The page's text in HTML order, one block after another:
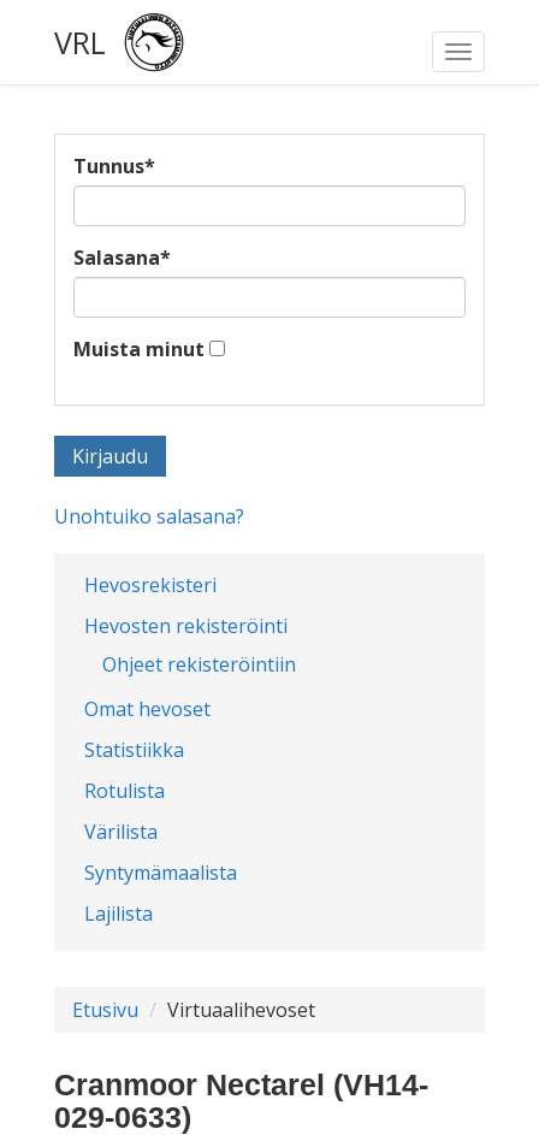
Toggle
VRL
Hevosrekisteri
Hevosten rekisteröinti
Ohjeet rekisteröintiin
Omat hevoset
Statistiikka
Rotulista
Värilista
Syntymämaalista
Lajilista
Tunnus*
Salasana*
Muista minut
Unohtuiko salasana?
Etusivu Virtuaalihevoset
Cranmoor Nectarel (VH14-
029-0633)